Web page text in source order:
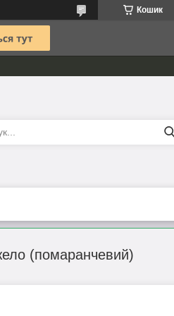
Кошик
(помаранчевий)